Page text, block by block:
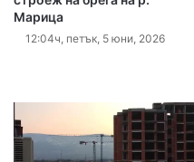
Марица
12:04ч, петък, 5 юни, 2026